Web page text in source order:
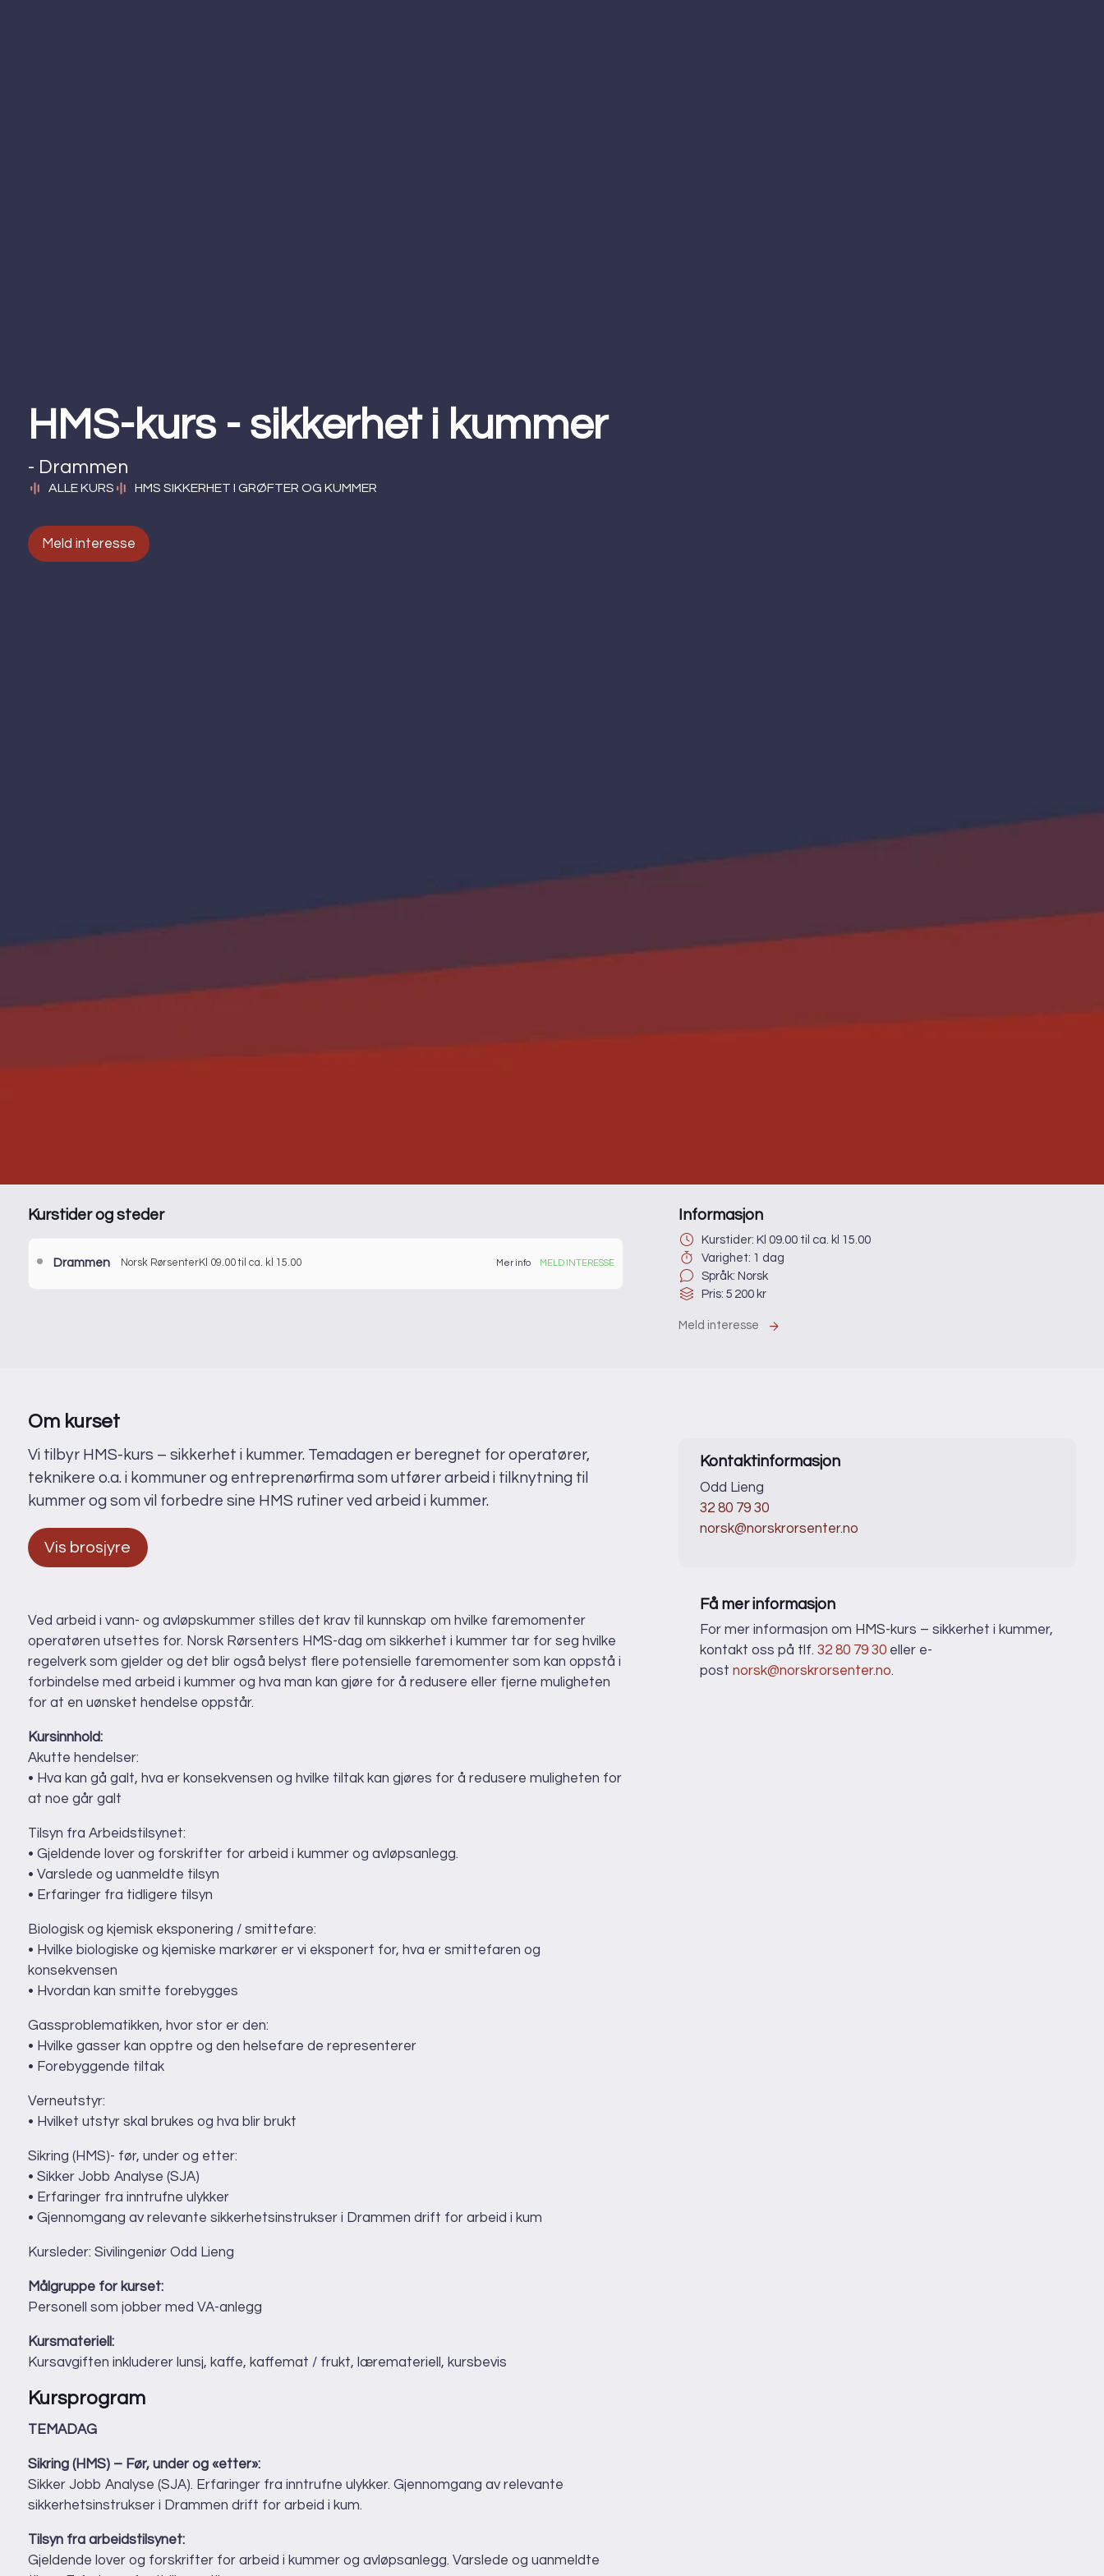
HMS-kurs - sikkerhet i kummer
- Drammen
ALLE KURS HMS SIKKERHET I GRØFTER OG KUMMER
Meld interesse
Kurstider og steder
Drammen Norsk RørsenterKl 09.00 til ca. kl 15.00 Mer info MELD INTERESSE
Informasjon
Kurstider: Kl 09.00 til ca. kl 15.00
Varighet: 1 dag
Språk: Norsk
Pris: 5 200 kr
Meld interesse
Om kurset
Vi tilbyr HMS-kurs – sikkerhet i kummer. Temadagen er beregnet for operatører,
teknikere o.a. i kommuner og entreprenørfirma som utfører arbeid i tilknytning til
kummer og som vil forbedre sine HMS rutiner ved arbeid i kummer.
Vis brosjyre
Ved arbeid i vann- og avløpskummer stilles det krav til kunnskap om hvilke faremomenter
operatøren utsettes for. Norsk Rørsenters HMS-dag om sikkerhet i kummer tar for seg hvilke
regelverk som gjelder og det blir også belyst flere potensielle faremomenter som kan oppstå i
forbindelse med arbeid i kummer og hva man kan gjøre for å redusere eller fjerne muligheten
for at en uønsket hendelse oppstår.
Kursinnhold:
Akutte hendelser:
• Hva kan gå galt, hva er konsekvensen og hvilke tiltak kan gjøres for å redusere muligheten for
at noe går galt
Tilsyn fra Arbeidstilsynet:
• Gjeldende lover og forskrifter for arbeid i kummer og avløpsanlegg.
• Varslede og uanmeldte tilsyn
• Erfaringer fra tidligere tilsyn
Biologisk og kjemisk eksponering / smittefare:
• Hvilke biologiske og kjemiske markører er vi eksponert for, hva er smittefaren og
konsekvensen
• Hvordan kan smitte forebygges
Gassproblematikken, hvor stor er den:
• Hvilke gasser kan opptre og den helsefare de representerer
• Forebyggende tiltak
Verneutstyr:
• Hvilket utstyr skal brukes og hva blir brukt
Sikring (HMS)- før, under og etter:
• Sikker Jobb Analyse (SJA)
• Erfaringer fra inntrufne ulykker
• Gjennomgang av relevante sikkerhetsinstrukser i Drammen drift for arbeid i kum
Kursleder: Sivilingeniør Odd Lieng
Målgruppe for kurset:
Personell som jobber med VA-anlegg
Kursmateriell:
Kursavgiften inkluderer lunsj, kaffe, kaffemat / frukt, læremateriell, kursbevis
Kursprogram
TEMADAG
Sikring (HMS) – Før, under og «etter»:
Sikker Jobb Analyse (SJA). Erfaringer fra inntrufne ulykker. Gjennomgang av relevante
sikkerhetsinstrukser i Drammen drift for arbeid i kum.
Tilsyn fra arbeidstilsynet:
Gjeldende lover og forskrifter for arbeid i kummer og avløpsanlegg. Varslede og uanmeldte
Kontaktinformasjon
Odd Lieng
32 80 79 30
norsk@norskrorsenter.no
Få mer informasjon
For mer informasjon om HMS-kurs – sikkerhet i kummer,
kontakt oss på tlf. 32 80 79 30eller e-
post norsk@norskrorsenter.no.